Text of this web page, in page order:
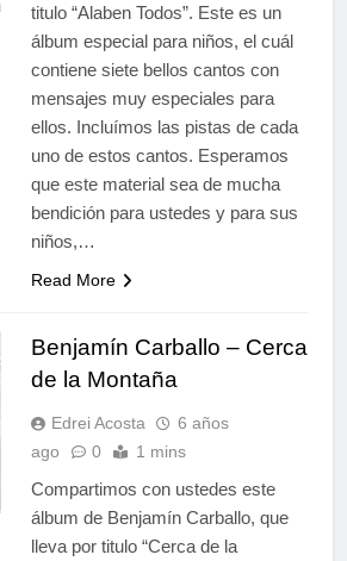
titulo “Alaben Todos”. Este es un
álbum especial para niños, el cuál
contiene siete bellos cantos con
mensajes muy especiales para
ellos. Incluímos las pistas de cada
uno de estos cantos. Esperamos
que este material sea de mucha
bendición para ustedes y para sus
niños,…
Read More
Benjamín Carballo – Cerca
de la Montaña
Edrei Acosta
6 años
ago
0 1 mins
Compartimos con ustedes este
álbum de Benjamín Carballo, que
lleva por titulo “Cerca de la